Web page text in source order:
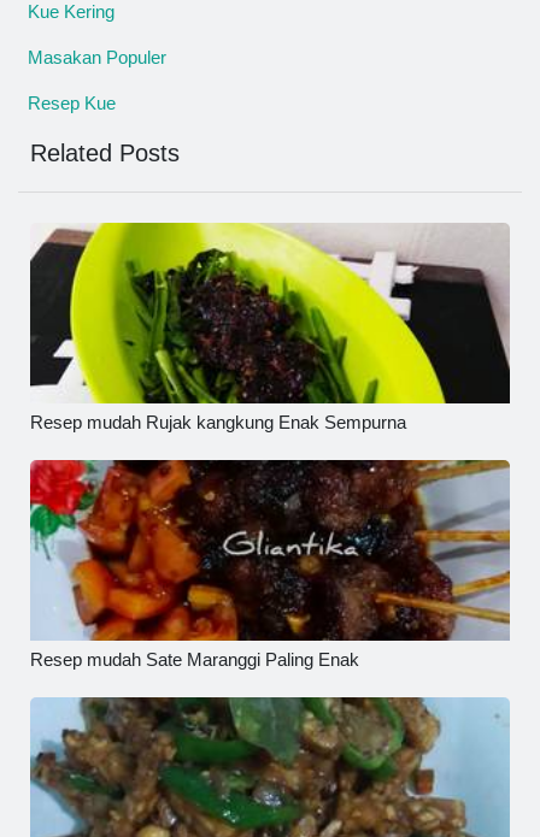
Kue Kering
Masakan Populer
Resep Kue
Related Posts
Resep mudah Rujak kangkung Enak Sempurna
Resep mudah Sate Maranggi Paling Enak